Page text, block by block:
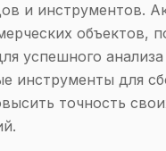
и инструментов.
объектов,
успешного
инструменты для
точность